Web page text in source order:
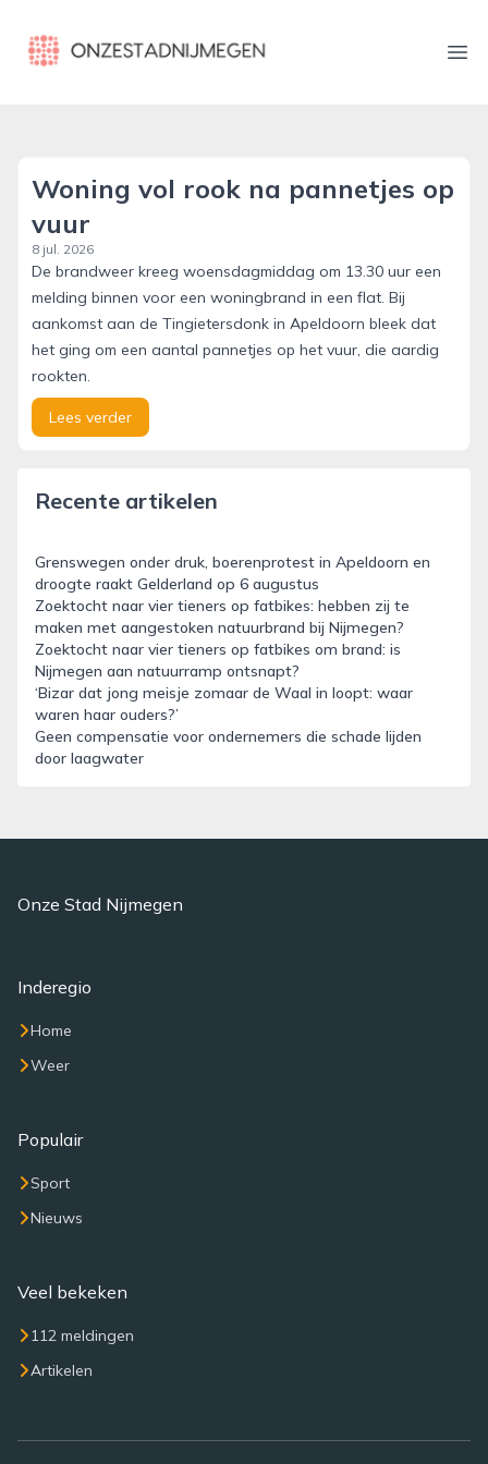
onzestadnijmegen.nl
Woning vol rook na pannetjes op
vuur
8 jul. 2026
De brandweer kreeg woensdagmiddag om 13.30 uur een
melding binnen voor een woningbrand in een flat. Bij
aankomst aan de Tingietersdonk in Apeldoorn bleek dat
het ging om een aantal pannetjes op het vuur, die aardig
rookten.
Lees verder
Recente artikelen
Grenswegen onder druk, boerenprotest in Apeldoorn en
droogte raakt Gelderland op 6 augustus
Zoektocht naar vier tieners op fatbikes: hebben zij te
maken met aangestoken natuurbrand bij Nijmegen?
Zoektocht naar vier tieners op fatbikes om brand: is
Nijmegen aan natuurramp ontsnapt?
‘Bizar dat jong meisje zomaar de Waal in loopt: waar
waren haar ouders?’
Geen compensatie voor ondernemers die schade lijden
door laagwater
Onze Stad Nijmegen
Inderegio
Home
Weer
Populair
Sport
Nieuws
Veel bekeken
112 meldingen
Artikelen